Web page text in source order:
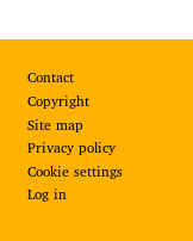
Footer
Contact
Copyright
Site map
Privacy policy
Cookie settings
Log in